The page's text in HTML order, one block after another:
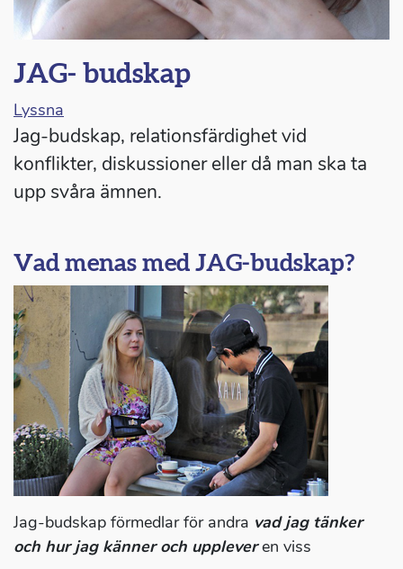
JAG- budskap
Lyssna
Jag-budskap, relationsfärdighet vid
konflikter, diskussioner eller då man ska ta
upp svåra ämnen.
Vad menas med JAG-budskap?
Jag-budskap förmedlar för andra vad jag tänker
och hur jag känner och uppleveren viss